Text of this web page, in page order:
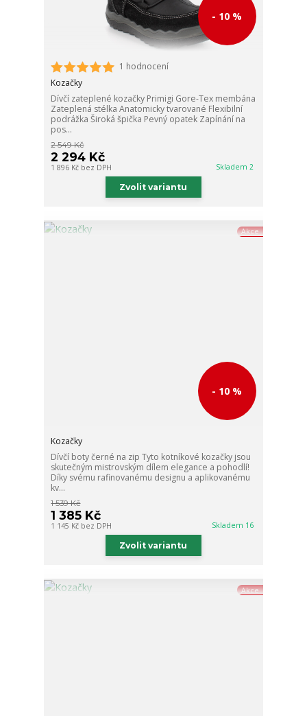
- 10 %
1 hodnocení
Kozačky
Dívčí zateplené kozačky Primigi Gore-Tex membána
Zateplená stélka Anatomicky tvarované Flexibilní
podrážka Široká špička Pevný opatek Zapínání na
pos...
2 549 Kč
2 294 Kč
1 896 Kč bez DPH Skladem 2
Zvolit variantu
Akce
- 10 %
Kozačky
Dívčí boty černé na zip Tyto kotníkové kozačky jsou
skutečným mistrovským dílem elegance a pohodlí!
Díky svému rafinovanému designu a aplikovanému
kv...
1 539 Kč
1 385 Kč
1 145 Kč bez DPH Skladem 16
Zvolit variantu
Akce